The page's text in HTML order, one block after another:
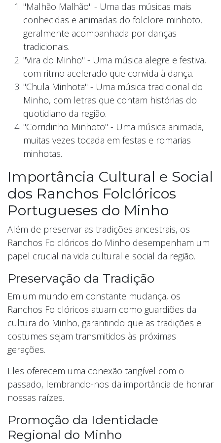
"Malhão Malhão" - Uma das músicas mais
conhecidas e animadas do folclore minhoto,
geralmente acompanhada por danças
tradicionais.
"Vira do Minho" - Uma música alegre e festiva,
com ritmo acelerado que convida à dança.
"Chula Minhota" - Uma música tradicional do
Minho, com letras que contam histórias do
quotidiano da região.
"Corridinho Minhoto" - Uma música animada,
muitas vezes tocada em festas e romarias
minhotas.
Importância Cultural e Social
dos Ranchos Folclóricos
Portugueses do Minho
Além de preservar as tradições ancestrais, os
Ranchos Folclóricos do Minho desempenham um
papel crucial na vida cultural e social da região.
Preservação da Tradição
Em um mundo em constante mudança, os
Ranchos Folclóricos atuam como guardiões da
cultura do Minho, garantindo que as tradições e
costumes sejam transmitidos às próximas
gerações.
Eles oferecem uma conexão tangível com o
passado, lembrando-nos da importância de honrar
nossas raízes.
Promoção da Identidade
Regional do Minho